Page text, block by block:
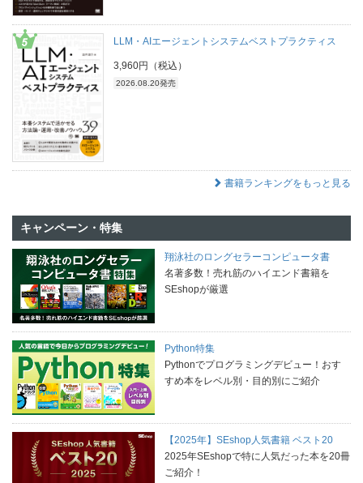
LLM・AIエージェントシステムベストプラクティス
3,960円（税込）
2026.08.20発売
書籍ランキングをもっと見る
キャンペーン・特集
翔泳社のロングセラーコンピュータ書
名著多数！売れ筋のハイエンド書籍を
SEshopが厳選
Python特集
Pythonでプログラミングデビュー！おす
すめ本をレベル別・目的別にご紹介
【2025年】SEshop人気書籍 ベスト20
2025年SEshopで特に人気だった本を20冊
ご紹介！